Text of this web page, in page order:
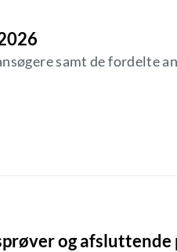
samt de fordelte
og afsluttende